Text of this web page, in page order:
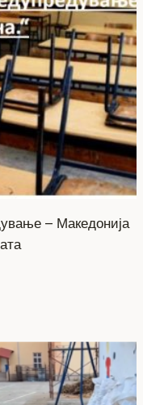
– Македонија